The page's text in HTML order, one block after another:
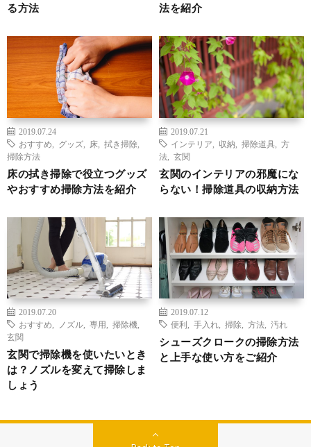
る方法
法を紹介
2019.07.24
おすすめ
グッズ 床 拭き掃除
掃除方法
床の拭き掃除で役立つグッズ
やおすすめ掃除方法を紹介
2019.07.21
インテリア
収納 掃除道具
方
法
玄関
玄関のインテリアの邪魔にな
らない！掃除道具の収納方法
2019.07.20
おすすめ
ノズル 専用 掃除機
玄関
玄関で掃除機を使いたいとき
は？ノズルを変えて掃除しま
しょう
2019.07.12
便利
手入れ 掃除 方法 汚れ
シューズクロークの掃除方法
と上手な使い方をご紹介